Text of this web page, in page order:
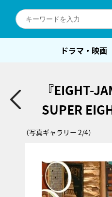
ドラマ・映画
『EIGHT-
SUPER
（写真ギャラリー 2/4）